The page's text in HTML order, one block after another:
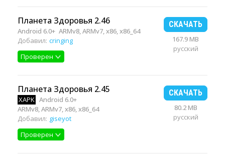
Планета Здоровья 2.46
Android 6.0+ ARMv8, ARMv7, x86, x86_64
Добавил: cringing
Проверен
СКАЧАТЬ
167.9 MB
русский
Планета Здоровья 2.45
XAPK Android 6.0+
ARMv8, ARMv7, x86, x86_64
Добавил: giseyot
Проверен
СКАЧАТЬ
80.2 MB
русский